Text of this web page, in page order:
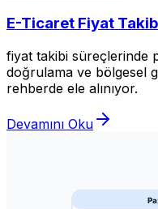
E-Ticaret Fiyat
fiyat takibi süreçlerinde
doğrulama ve bölgesel
rehberde ele alınıyor.
Devamını Oku